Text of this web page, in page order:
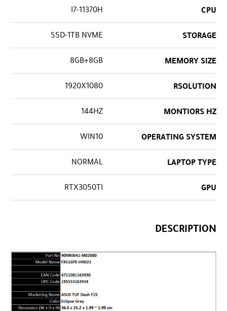
CPU
I7-11370H
STORAGE
SSD-1TB NVME
MEMORY SIZE
8GB+8GB
RSOLUTION
1920X1080
MONTIORS HZ
144HZ
OPERATING SYSTEM
WIN10
LAPTOP TYPE
NORMAL
GPU
RTX3050TI
DESCRIPTION